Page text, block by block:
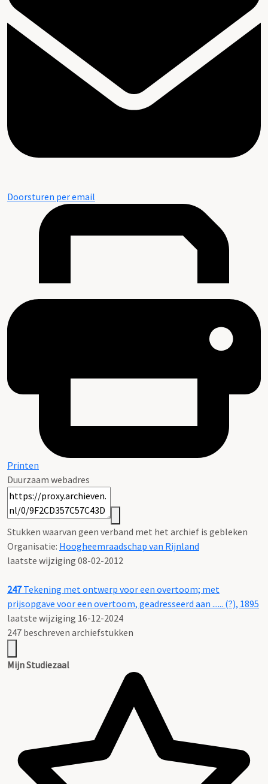
Doorsturen per email
Printen
Duurzaam webadres
Stukken waarvan geen verband met het archief is gebleken
Organisatie: Hoogheemraadschap van Rijnland
laatste wijziging 08-02-2012
247Tekening met ontwerp voor een overtoom; met
prijsopgave voor een overtoom, geadresseerd aan ...... (?), 1895
laatste wijziging 16-12-2024
247 beschreven archiefstukken
Mijn Studiezaal